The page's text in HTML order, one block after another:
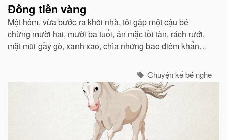
Đồng tiền vàng
Một hôm, vừa bước ra khỏi nhà, tôi gặp một cậu bé
chừng mười hai, mười ba tuổi, ăn mặc tồi tàn, rách rưới,
mặt mũi gầy gò, xanh xao, chìa những bao diêm khẩn
Chuyện kể bé nghe